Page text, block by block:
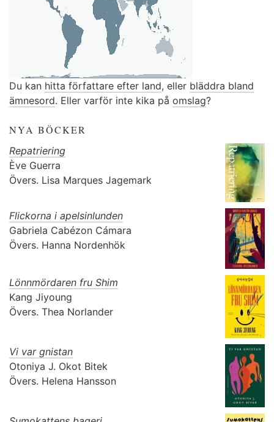
Du kan hitta författare efter land, eller bläddra bland
ämnesord. Eller varför inte kika på omslag?
NYA BÖCKER
Repatriering
Ève Guerra
Övers. Lisa Marques Jagemark
Flickorna i apelsinlunden
Gabriela Cabézon Cámara
Övers. Hanna Nordenhök
Lönnmördaren fru Shim
Kang Jiyoung
Övers. Thea Norlander
Vi var gnistan
Otoniya J. Okot Bitek
Övers. Helena Hansson